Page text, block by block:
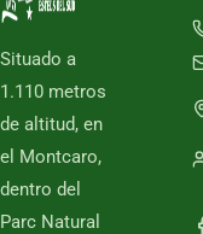
Situado a
1.110 metros
de altitud, en
el Montcaro,
dentro del
Parc Natural